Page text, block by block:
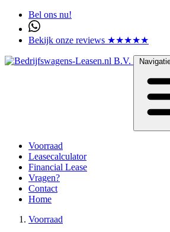
Bel ons nu!
Bekijk onze reviews ★★★★★
Voorraad
Leasecalculator
Financial Lease
Vragen?
Contact
Home
Voorraad